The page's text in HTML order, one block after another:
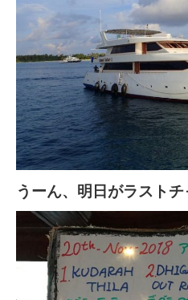
うーん、明日がラストチ